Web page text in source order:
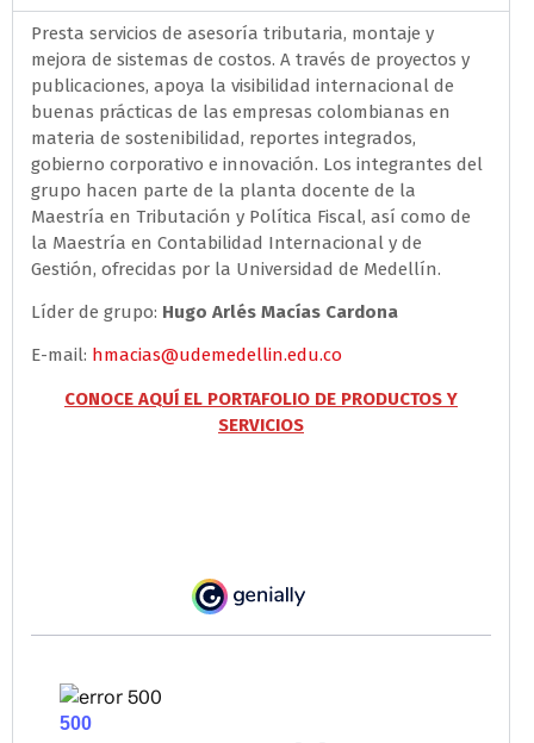
Presta servicios de asesoría tributaria, montaje y
mejora de sistemas de costos. A través de proyectos y
publicaciones, apoya la visibilidad internacional de
buenas prácticas de las empresas colombianas en
materia de sostenibilidad, reportes integrados,
gobierno corporativo e innovación. Los integrantes del
grupo hacen parte de la planta docente de la
Maestría en Tributación y Política Fiscal, así como de
la Maestría en Contabilidad Internacional y de
Gestión, ofrecidas por la Universidad de Medellín.
Líder de grupo: Hugo Arlés Macías Cardona
E-mail: hmacias@udemedellin.edu.co
CONOCE AQUÍ EL PORTAFOLIO DE PRODUCTOS Y
SERVICIOS